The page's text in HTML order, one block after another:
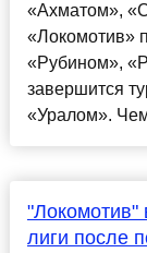
«Ахматом»,
«Локомотив»
«Рубином»,
завершится
«Уралом».
"Локомотив"
лиги после